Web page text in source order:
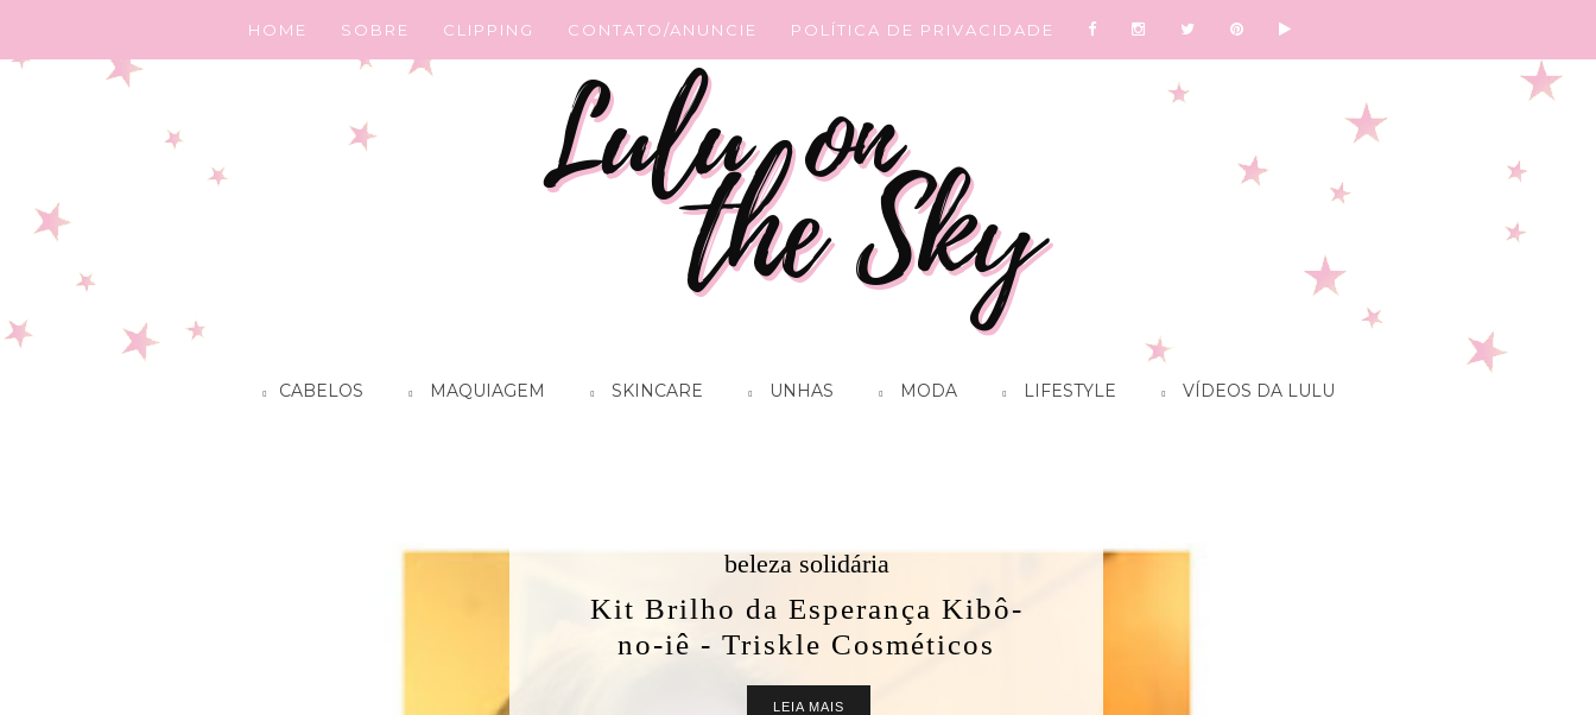
HOME SOBRE CLIPPING CONTATO/ANUNCIE POLÍTICA DE PRIVACIDADE
CABELOS MAQUIAGEM SKINCARE UNHAS MODA LIFESTYLE VÍDEOS DA LULU
beleza solidária
Kit Brilho da Esperança Kibô-
no-iê - Triskle Cosméticos
LEIA MAIS